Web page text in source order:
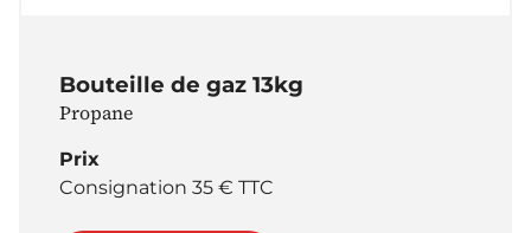
Bouteille de gaz 13kg
Propane
Prix
Consignation 35 € TTC